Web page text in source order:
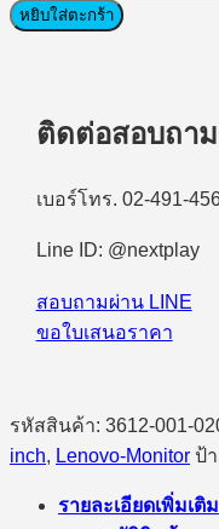
Monitor
Legion
Pro
34inch
240Hz
หยิบใส่ตะกร้า
ติดต่อสอบถา
เบอร์โทร. 02-491-
Line ID: @nextplay
สอบถามผ่าน LINE
ขอใบเสนอราคา
รหัสสินค้า: 3612-001-
inch, Lenovo-Monitor ป้
รายละเอียดเพิ่มเติม